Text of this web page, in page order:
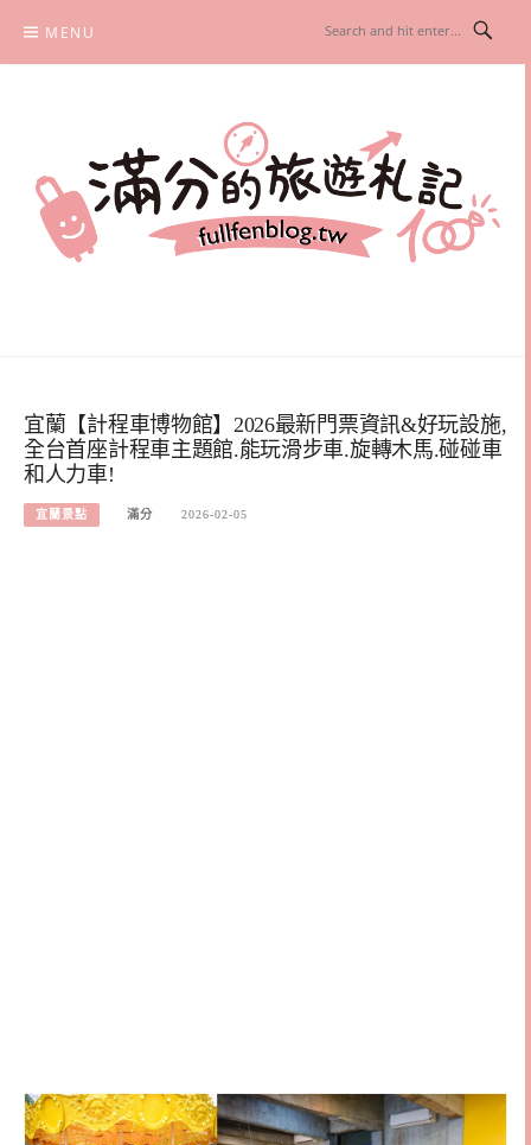
content
MENU
宜蘭【計程車博物館】2026最新門票資訊&好玩設施,
全台首座計程車主題館.能玩滑步車.旋轉木馬.碰碰車
和人力車!
宜蘭景點 滿分 2026-02-05